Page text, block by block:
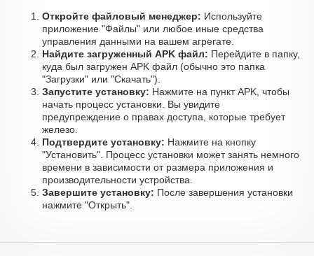
Откройте файловый менеджер: Используйте
приложение "Файлы" или любое иные средства
управления данными на вашем агрегате.
Найдите загруженный APK файл: Перейдите в папку,
куда был загружен APK файл (обычно это папка
"Загрузки" или "Скачать").
Запустите установку: Нажмите на пункт APK, чтобы
начать процесс установки. Вы увидите
предупреждение о правах доступа, которые требует
железо.
Подтвердите установку: Нажмите на кнопку
"Установить". Процесс установки может занять немного
времени в зависимости от размера приложения и
производительности устройства.
Завершите установку: После завершения установки
нажмите "Открыть".